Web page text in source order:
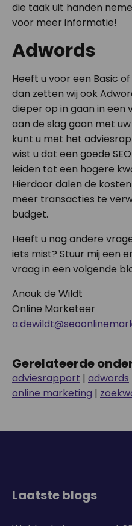
die taak uit handen
voor meer informatie!
Adwords
Heeft u voor een Basic of
dan zetten wij ook
dieper op in gaan in een
aan de slag gaan met
kunt u met het
wist u dat een goede
leiden tot een hogere
Hierdoor dalen de
meer transacties te
budget.
Heeft u nog andere
iets mist? Stuur mij een
vraag in een volgende
Anouk de Wildt
Online Marketeer
Gerelateerde
adviesrapport | adwords
online marketing |
Laatste blogs